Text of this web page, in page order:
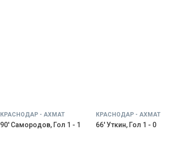
КРАСНОДАР - АХМАТ
90' Самородов, Гол 1 - 1
КРАСНОДАР - АХМАТ
66' Уткин, Гол 1 - 0